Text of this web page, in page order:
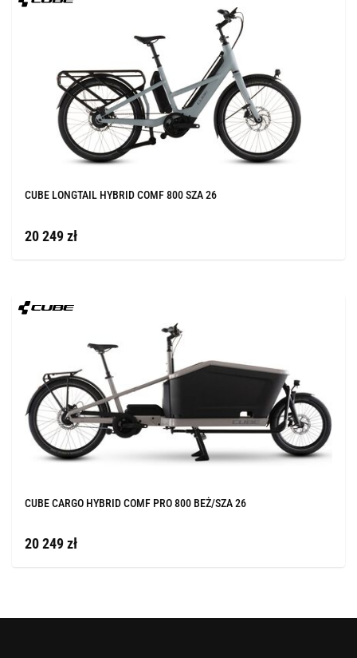
CUBE LONGTAIL HYBRID COMF 800 SZA 26
20 249 zł
CUBE CARGO HYBRID COMF PRO 800 BEŻ/SZA 26
20 249 zł